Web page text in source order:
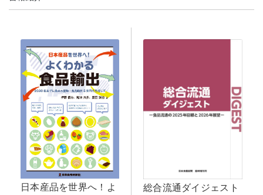
日本産品を世界へ！よ
総合流通ダイジェスト